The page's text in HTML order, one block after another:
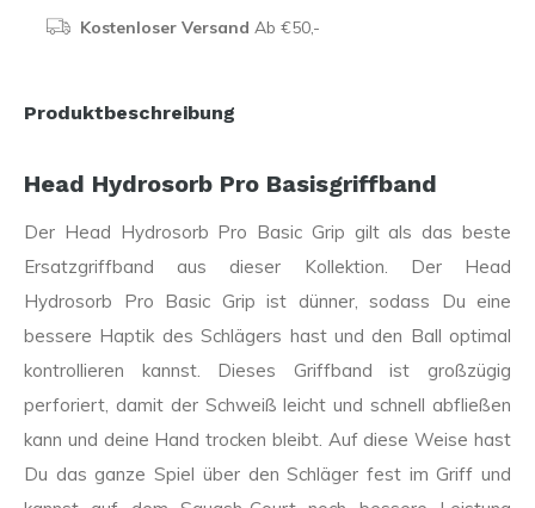
Kostenloser Versand Ab €50,-
Produktbeschreibung
Head Hydrosorb Pro Basisgriffband
Der Head Hydrosorb Pro Basic Grip gilt als das beste
Ersatzgriffband aus dieser Kollektion. Der Head
Hydrosorb Pro Basic Grip ist dünner, sodass Du eine
bessere Haptik des Schlägers hast und den Ball optimal
kontrollieren kannst. Dieses Griffband ist großzügig
perforiert, damit der Schweiß leicht und schnell abfließen
kann und deine Hand trocken bleibt. Auf diese Weise hast
Du das ganze Spiel über den Schläger fest im Griff und